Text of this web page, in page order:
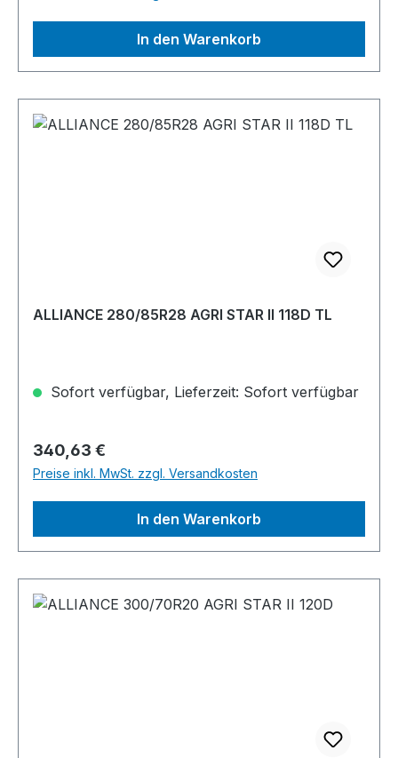
In den Warenkorb
ALLIANCE 280/85R28 AGRI STAR II 118D TL
Sofort verfügbar, Lieferzeit: Sofort verfügbar
Regulärer Preis:
340,63 €
Preise inkl. MwSt. zzgl. Versandkosten
In den Warenkorb